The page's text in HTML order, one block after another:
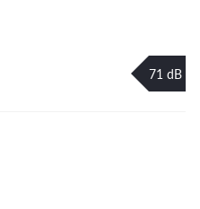
71 dB